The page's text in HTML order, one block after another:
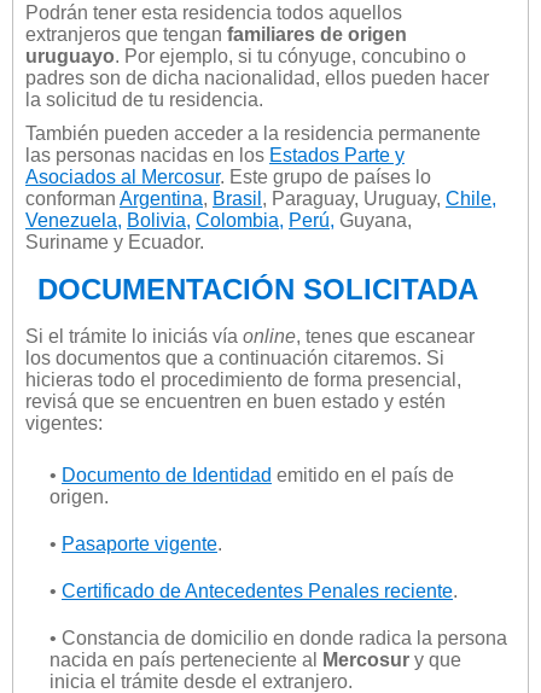
Podrán tener esta residencia todos aquellos
extranjeros que tengan familiares de origen
uruguayo. Por ejemplo, si tu cónyuge, concubino o
padres son de dicha nacionalidad, ellos pueden hacer
la solicitud de tu residencia.
También pueden acceder a la residencia permanente
las personas nacidas en los Estados Parte y
Asociados al Mercosur. Este grupo de países lo
conforman Argentina, Brasil , Paraguay, Uruguay, Chile,
Venezuela, Bolivia, Colombia, Perú, Guyana,
Suriname y Ecuador.
DOCUMENTACIÓN SOLICITADA
Si el trámite lo iniciás vía online, tenes que escanear
los documentos que a continuación citaremos. Si
hicieras todo el procedimiento de forma presencial,
revisá que se encuentren en buen estado y estén
vigentes:
• Documento de Identidad emitido en el país de
origen.
• Pasaporte vigente.
• Certificado de Antecedentes Penales reciente.
• Constancia de domicilio en donde radica la persona
nacida en país perteneciente al
Mercosur y que
inicia el trámite desde el extranjero.